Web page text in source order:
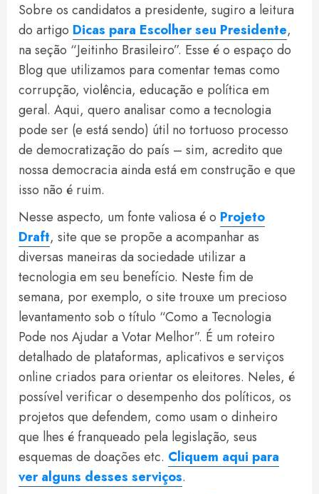
Sobre os candidatos a presidente, sugiro a leitura
do artigo Dicas para Escolher seu Presidente,
na seção “Jeitinho Brasileiro”. Esse é o espaço do
Blog que utilizamos para comentar temas como
corrupção, violência, educação e política em
geral. Aqui, quero analisar como a tecnologia
pode ser (e está sendo) útil no tortuoso processo
de democratização do país – sim, acredito que
nossa democracia ainda está em construção e que
isso não é ruim.
Nesse aspecto, um fonte valiosa é o Projeto
Draft, site que se propõe a acompanhar as
diversas maneiras da sociedade utilizar a
tecnologia em seu benefício. Neste fim de
semana, por exemplo, o site trouxe um precioso
levantamento sob o título “Como a Tecnologia
Pode nos Ajudar a Votar Melhor”. É um roteiro
detalhado de plataformas, aplicativos e serviços
online criados para orientar os eleitores. Neles, é
possível verificar o desempenho dos políticos, os
projetos que defendem, como usam o dinheiro
que lhes é franqueado pela legislação, seus
esquemas de doações etc. Cliquem aqui para
ver alguns desses serviços.